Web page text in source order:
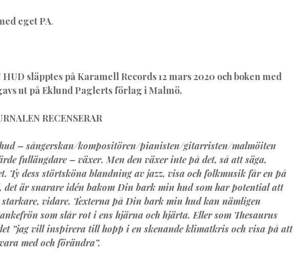
eget PA.
HUD släpptes på Karamell Records 12 mars 2020 och boken med
ut på Eklund Paglerts förlag i Malmö.
RECENSERAR
– sångerskan/kompositören/pianisten/gitarristen/malmöiten
fullängdare – växer. Men den växer inte på det, så att säga,
Ty dess störtsköna blandning av jazz, visa och folkmusik får en på
är snarare idén bakom Din bark min hud som har potential att
vidare. Texterna på Din bark min hud kan nämligen
som slår rot i ens hjärna och hjärta. Eller som Thesaurus
”jag vill inspirera till hopp i en skenande klimatkris och visa på att
med och förändra”.